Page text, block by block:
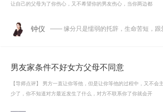
让自己的父母为了你伤心，又不希望你的男友伤心，当你两边都
钟仪 —— 缘分只是懦弱的托辞，生命苦短，跟
男友家条件不好女方父母不同意
【导师点评】 男方一直让你等他，但是让你等他的过程中，又不
少了，你不知道对方最近发生了什么，对方不联系你了你就会开